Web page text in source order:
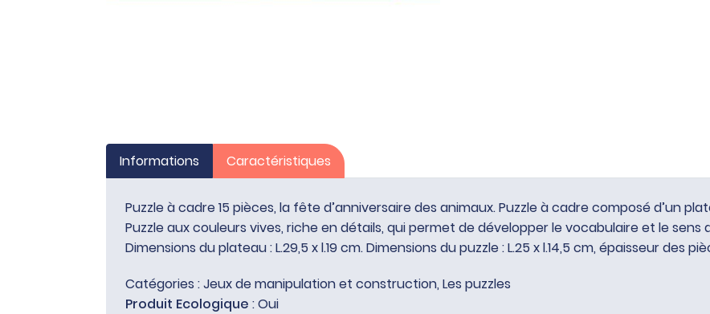
Informations Caractéristiques
Puzzle à cadre 15 pièces, la fête d’anniversaire des animaux. Puzzle à cadre composé d’un
Puzzle aux couleurs vives, riche en détails, qui permet de développer le vocabulaire et le sens
Dimensions du plateau : L.29,5 x l.19 cm. Dimensions du puzzle : L.25 x l.14,5 cm, épaisseur des
Catégories :Jeux de manipulation et construction, Les puzzles
Produit Ecologique : Oui